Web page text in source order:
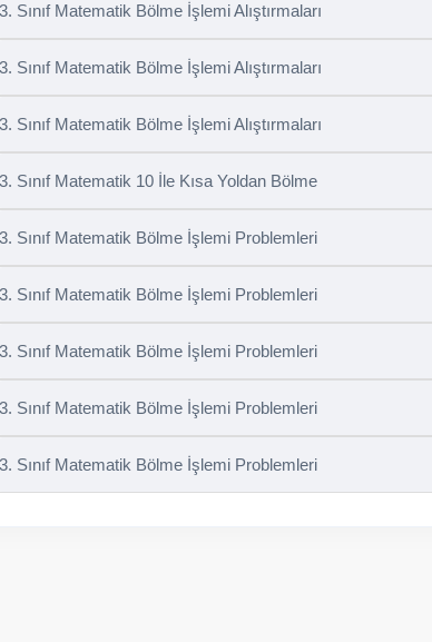
3. Sınıf Matematik Bölme İşlemi Alıştırmaları
3. Sınıf Matematik Bölme İşlemi Alıştırmaları
3. Sınıf Matematik Bölme İşlemi Alıştırmaları
3. Sınıf Matematik 10 İle Kısa Yoldan Bölme
3. Sınıf Matematik Bölme İşlemi Problemleri
3. Sınıf Matematik Bölme İşlemi Problemleri
3. Sınıf Matematik Bölme İşlemi Problemleri
3. Sınıf Matematik Bölme İşlemi Problemleri
3. Sınıf Matematik Bölme İşlemi Problemleri